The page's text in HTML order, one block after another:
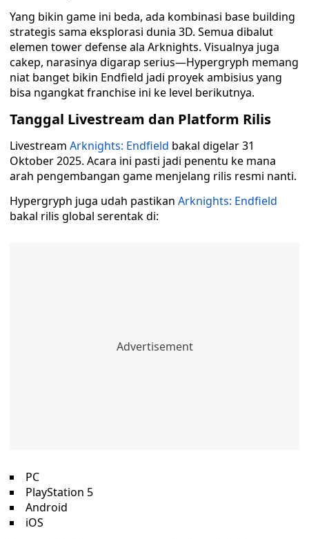
Yang bikin game ini beda, ada kombinasi base building
strategis sama eksplorasi dunia 3D. Semua dibalut
elemen tower defense ala Arknights. Visualnya juga
cakep, narasinya digarap serius—Hypergryph memang
niat banget bikin Endfield jadi proyek ambisius yang
bisa ngangkat franchise ini ke level berikutnya.
Tanggal Livestream dan Platform Rilis
Livestream Arknights: Endfield bakal digelar 31
Oktober 2025. Acara ini pasti jadi penentu ke mana
arah pengembangan game menjelang rilis resmi nanti.
Hypergryph juga udah pastikan Arknights: Endfield
bakal rilis global serentak di:
PC
PlayStation 5
Android
iOS